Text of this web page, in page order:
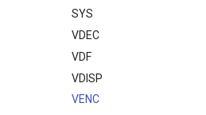
SYS
VDEC
VDF
VDISP
VENC